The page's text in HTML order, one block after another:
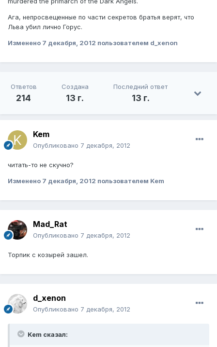
Ага, непросвещенные по части секретов братья верят, что
Льва убил лично Горус.
Изменено 7 декабря, 2012 пользователем d_xenon
Ответов
214
Создана
13 г.
Последний ответ
13 г.
Kem
Опубликовано 7 декабря, 2012
читать-то не скучно?
Изменено 7 декабря, 2012 пользователем Kem
Mad_Rat
Опубликовано 7 декабря, 2012
Торпик с козырей зашел.
d_xenon
Опубликовано 7 декабря, 2012
Kem сказал: